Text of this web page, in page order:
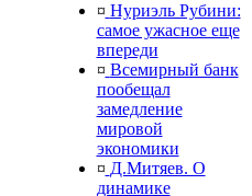
¤ Нуриэль Рубини:
самое ужасное еще
впереди
¤ Всемирный банк
пообещал
замедление
мировой
экономики
¤ Д.Митяев. О
динамике